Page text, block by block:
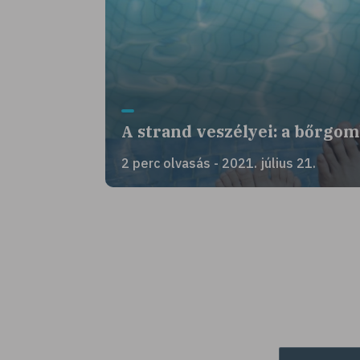
A strand veszélyei: a
2 perc olvasás - 2021. július 21.